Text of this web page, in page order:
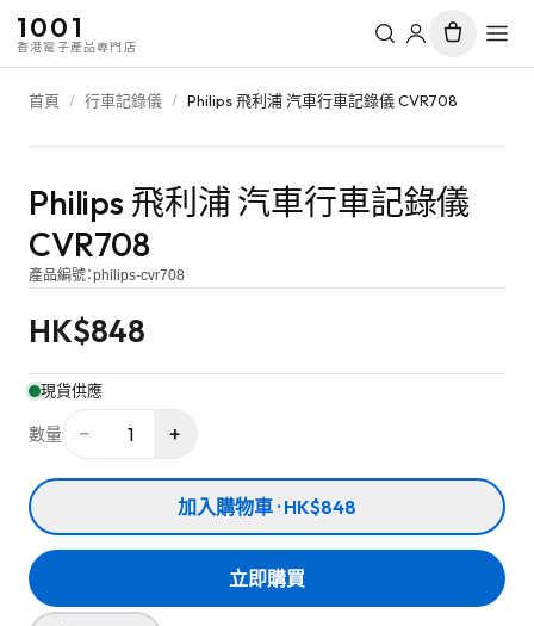
1001
香港電子產品專門店
首頁 / 行車記錄儀 / Philips 飛利浦 汽車行車記錄儀 CVR708
Philips 飛利浦 汽車行車記錄儀
CVR708
產品編號：philips-cvr708
HK$848
現貨供應
數量 − 1 +
加入購物車 · HK$848
立即購買